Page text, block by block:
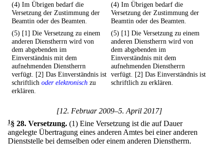
(4) Im Übrigen bedarf die
Versetzung der Zustimmung der
Beamtin oder des Beamten.
(4) Im Übrigen bedarf die
Versetzung der Zustimmung der
Beamtin oder des Beamten.
(5) [1] Die Versetzung zu einem
anderen Dienstherrn wird von
dem abgebenden im
Einverständnis mit dem
aufnehmenden Dienstherrn
verfügt. [2] Das Einverständnis ist
schriftlich oder elektronisch zu
erklären.
(5) [1] Die Versetzung zu einem
anderen Dienstherrn wird von
dem abgebenden im
Einverständnis mit dem
aufnehmenden Dienstherrn
verfügt. [2] Das Einverständnis ist
schriftlich zu erklären.
[12. Februar 2009–5. April 2017]
1§ 28. Versetzung. (1) Eine Versetzung ist die auf Dauer
angelegte Übertragung eines anderen Amtes bei einer anderen
Dienststelle bei demselben oder einem anderen Dienstherrn.